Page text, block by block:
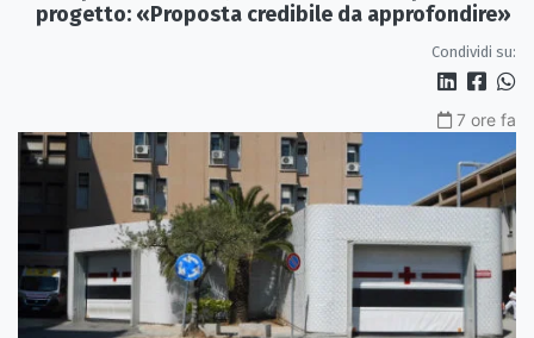
progetto: «Proposta credibile da approfondire»
Condividi su:
7 ore fa